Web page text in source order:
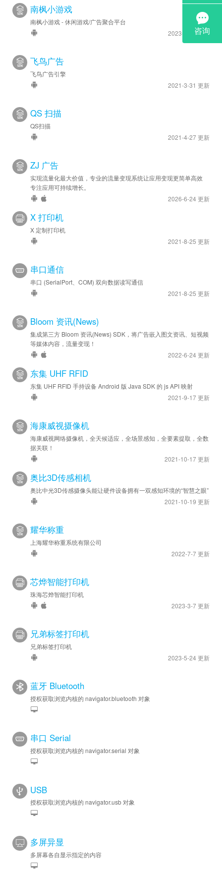
南枫小游戏
南枫小游戏 - 休闲游戏/广告聚合平台
2023-2-14 更新
飞鸟广告
飞鸟广告引擎
2021-3-31 更新
QS 扫描
QS扫描
2021-4-27 更新
ZJ 广告
实现流量化最大价值，专业的流量变现系统让应用变现更简单高效
专注应用可持续增长。
2026-6-24 更新
X 打印机
X 定制打印机
2021-8-25 更新
串口通信
串口 (SerialPort、COM) 双向数据读写通信
2021-8-25 更新
Bloom 资讯(News)
集成第三方 Bloom 资讯(News) SDK，将广告嵌入图文资讯、短视频
等媒体内容，流量变现！
2022-6-24 更新
东集 UHF RFID
东集 UHF RFID 手持设备 Android 版 Java SDK 的 js API 映射
2021-9-17 更新
海康威视摄像机
海康威视网络摄像机，全天候适应，全场景感知，全要素提取，全数
据关联！
2021-10-17 更新
奥比3D传感相机
奥比中光3D传感摄像头能让硬件设备拥有一双感知环境的“智慧之眼”
2021-10-19 更新
耀华称重
上海耀华称重系统有限公司
2022-7-7 更新
芯烨智能打印机
珠海芯烨智能打印机
2023-3-7 更新
兄弟标签打印机
兄弟标签打印机
2023-5-24 更新
蓝牙 Bluetooth
授权获取浏览内核的 navigator.bluetooth 对象
串口 Serial
授权获取浏览内核的 navigator.serial 对象
USB
授权获取浏览内核的 navigator.usb 对象
多屏异显
多屏幕各自显示指定的内容